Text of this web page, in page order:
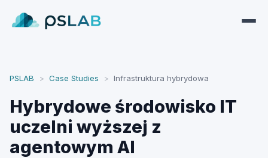
PSLAB > Case Studies > Infrastruktura hybrydowa
Hybrydowe środowisko IT
uczelni wyższej z
agentowym AI